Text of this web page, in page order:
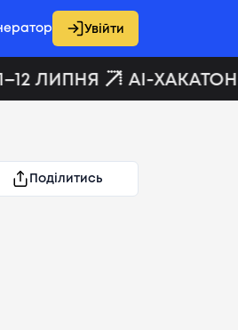
Увійти
ЛИПНЯ AI-ХАКАТОН
Поділитись